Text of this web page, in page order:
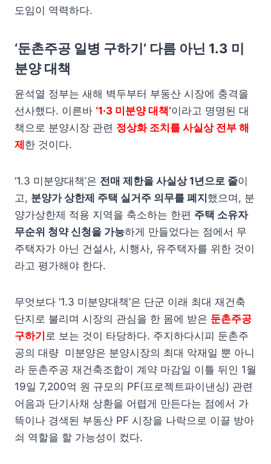
도임이 역력하다.
‘둔촌주공 일병 구하기’ 다름 아닌 1.3 미
분양 대책
윤석열 정부는 새해 벽두부터 부동산 시장에 충격을
선사했다. 이른바 ‘1·3 미분양 대책’이라고 명명된 대
책으로 분양시장 관련 정상화 조치를 사실상 전부 해
제한 것이다.
‘1.3 미분양대책’은 전매 제한을 사실상 1년으로 줄이
고, 분양가 상한제 주택 실거주 의무를 폐지했으며, 분
양가상한제 적용 지역을 축소하는 한편 주택 소유자
무순위 청약 신청을 가능하게 만들었다는 점에서 무
주택자가 아닌 건설사, 시행사, 유주택자를 위한 것이
라고 평가해야 한다.
무엇보다 ‘1.3 미분양대책’은 단군 이래 최대 재건축
단지로 불리며 시장의 관심을 한 몸에 받은 둔촌주공
구하기 로 보는 것이 타당하다. 주지하다시피 둔촌주
공의 대량 미분양은 분양시장의 최대 악재일 뿐 아니
라 둔촌주공 재건축조합이 계약 마감일 이틀 뒤인 1월
19일 7,200억 원 규모의 PF(프로젝트파이낸싱) 관련
어음과 단기사채 상환을 어렵게 만든다는 점에서 가
뜩이나 경색된 부동산 PF 시장을 나락으로 이끌 방아
쇠 역할을 할 가능성이 컸다.